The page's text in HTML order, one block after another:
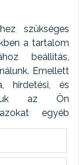
szükséges
a tartalom
beállítás,
Emellett
hirdetési, és
az Ön
egyéb
A sütik
végzünk és
töröljük. A